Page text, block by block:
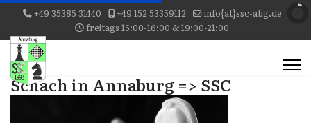
+49 35385 31440 +49 152 53359112
info{at}ssc-abg.de
freitags 15:00-16:00 & 19:00-21:00
Schach in Annaburg => SSC